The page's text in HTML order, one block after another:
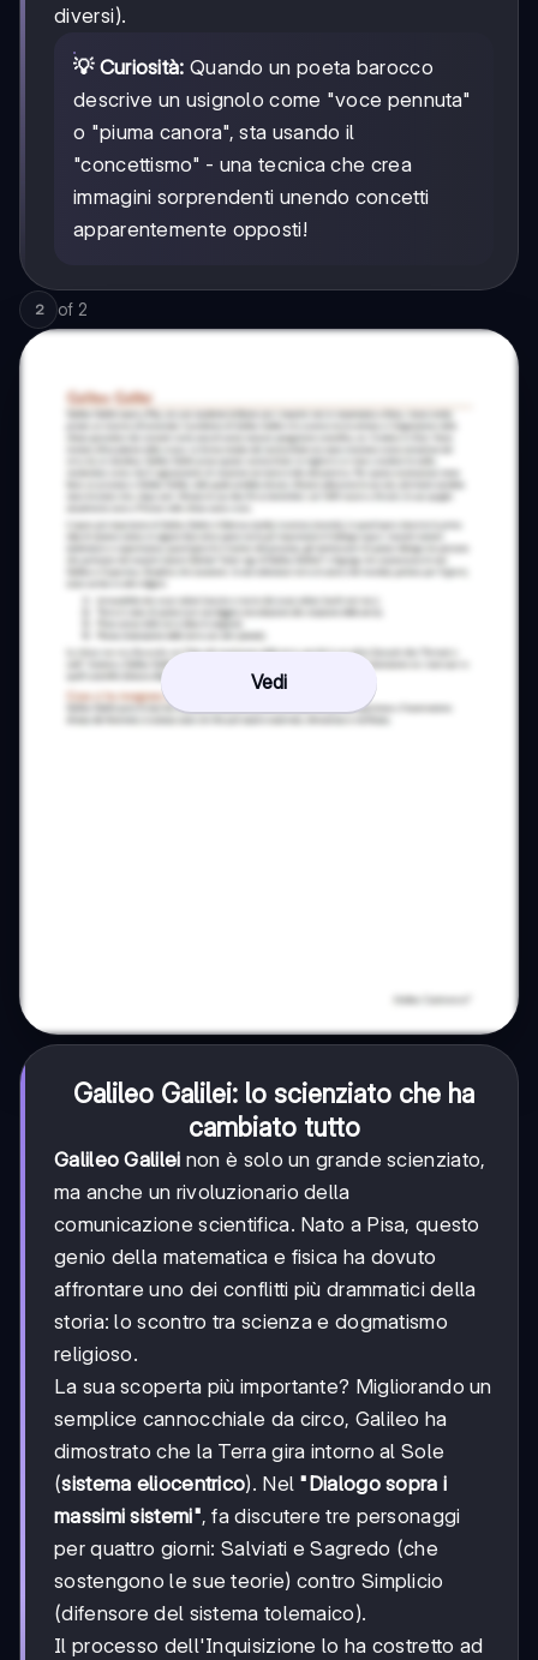
diversi).
💡 Curiosità: Quando un poeta barocco
descrive un usignolo come "voce pennuta"
o "piuma canora", sta usando il
"concettismo" - una tecnica che crea
immagini sorprendenti unendo concetti
apparentemente opposti!
2 of 2
Vedi
Galileo Galilei: lo scienziato che ha
cambiato tutto
Galileo Galilei non è solo un grande scienziato,
ma anche un rivoluzionario della
comunicazione scientifica. Nato a Pisa, questo
genio della matematica e fisica ha dovuto
affrontare uno dei conflitti più drammatici della
storia: lo scontro tra scienza e dogmatismo
religioso.
La sua scoperta più importante? Migliorando un
semplice cannocchiale da circo, Galileo ha
dimostrato che la Terra gira intorno al Sole
(sistema eliocentrico). Nel "Dialogo sopra i
massimi sistemi", fa discutere tre personaggi
per quattro giorni: Salviati e Sagredo (che
sostengono le sue teorie) contro Simplicio
(difensore del sistema tolemaico).
Il processo dell'Inquisizione lo ha costretto ad